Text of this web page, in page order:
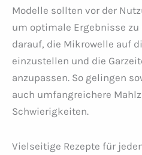
Modelle sollten vor der
um optimale Ergebnisse zu
darauf, die Mikrowelle auf
einzustellen und die
anzupassen. So gelingen
auch umfangreichere
Schwierigkeiten.
Vielseitige Rezepte für